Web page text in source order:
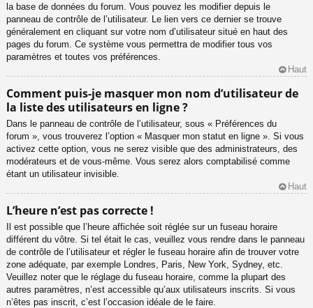
la base de données du forum. Vous pouvez les modifier depuis le
panneau de contrôle de l’utilisateur. Le lien vers ce dernier se trouve
généralement en cliquant sur votre nom d’utilisateur situé en haut des
pages du forum. Ce système vous permettra de modifier tous vos
paramètres et toutes vos préférences.
Haut
Comment puis-je masquer mon nom d’utilisateur de
la liste des utilisateurs en ligne ?
Dans le panneau de contrôle de l’utilisateur, sous « Préférences du
forum », vous trouverez l’option « Masquer mon statut en ligne ». Si vous
activez cette option, vous ne serez visible que des administrateurs, des
modérateurs et de vous-même. Vous serez alors comptabilisé comme
étant un utilisateur invisible.
Haut
L’heure n’est pas correcte !
Il est possible que l’heure affichée soit réglée sur un fuseau horaire
différent du vôtre. Si tel était le cas, veuillez vous rendre dans le panneau
de contrôle de l’utilisateur et régler le fuseau horaire afin de trouver votre
zone adéquate, par exemple Londres, Paris, New York, Sydney, etc.
Veuillez noter que le réglage du fuseau horaire, comme la plupart des
autres paramètres, n’est accessible qu’aux utilisateurs inscrits. Si vous
n’êtes pas inscrit, c’est l’occasion idéale de le faire.